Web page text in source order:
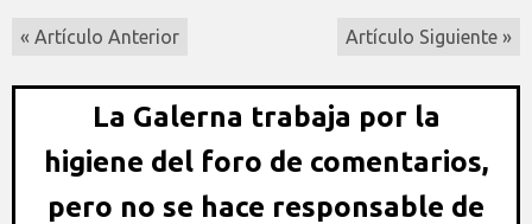
« Artículo Anterior Artículo Siguiente »
La Galerna trabaja por la
higiene del foro de comentarios,
pero no se hace responsable de